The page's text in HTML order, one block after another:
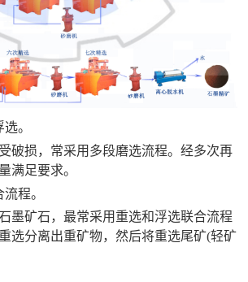
。
破损，常采用多段磨选流程。经多次再
满足要求。
程。
墨矿石，最常采用重选和浮选联合流程
选分离出重矿物，然后将重选尾矿(轻矿